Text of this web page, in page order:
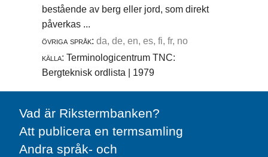
bestående av berg eller jord, som direkt
påverkas ...
övriga språk: da, de, en, es, fi, fr, no
källa: Terminologicentrum TNC:
Bergteknisk ordlista | 1979
Vad är Rikstermbanken?
Att publicera en termsamling
Andra språk- och